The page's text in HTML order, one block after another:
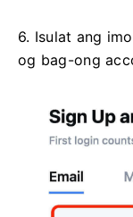
6. Isulat ang
og bag-ong